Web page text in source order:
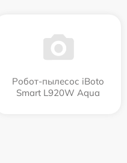
Робот-пылесос iBoto
Smart L920W Aqua